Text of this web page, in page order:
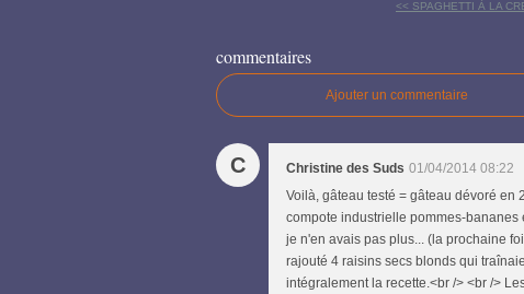
<< SPAGHETTI À LA
commentaires
Ajouter un commentaire
C Christine des Suds 01/04/2014 08:22
Voilà, gâteau testé = gâteau dévoré en
compote industrielle pommes-
je n'en avais pas plus... (la prochaine
rajouté 4 raisins secs blonds qui
intégralement la recette.<br /> <br />